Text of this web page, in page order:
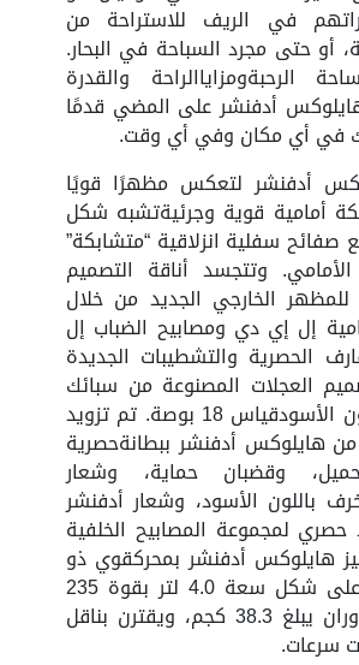
في الريف للاستراحة من
أو حتى مجرد السباحة في البحار.
الرحبةومزاياالراحة والقدرة
أدفنشر على المضي قدمًا
في أي مكان وفي أي وقت.
أدفنشر لتعكس مظهرًا قويًا
أمامية قوية وجرئيةتشبه شكل
سفلية انزلاقية “متشابكة”
وتتجسد أناقة التصميم
للمظهر الخارجي الجديد من خلال
إل إي دي ومصابيح الضباب إل
الحصرية والتشطيبات الجديدة
العجلات المصنوعة من سبائك
الألمنيوم باللون الأسودقياس 18 بوصة. تم تزويد
من هايلوكس أدفنشر ببطانةحصرية
وقضبان حماية، وشعار
باللون الأسود، وشعار أدفنشر
لمجموعة المصابيح الخلفية
هايلوكس أدفنشر بمحركقوي ذو
6 اسطوانات على شكل سعة 4.0 لتر بقوة 235
حصانًا وعزم دوران يبلغ 38.3 كجم، ويقترن بناقل
سرعات.